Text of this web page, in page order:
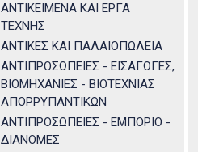
ΑΝΤΙΚΕΙΜΕΝΑ ΚΑΙ ΕΡΓΑ
ΤΕΧΝΗΣ
ΑΝΤΙΚΕΣ ΚΑΙ ΠΑΛΑΙΟΠΩΛΕΙΑ
ΑΝΤΙΠΡΟΣΩΠΕΙΕΣ - ΕΙΣΑΓΩΓΕΣ,
ΒΙΟΜΗΧΑΝΙΕΣ - ΒΙΟΤΕΧΝΙΑΣ
ΑΠΟΡΡΥΠΑΝΤΙΚΩΝ
ΑΝΤΙΠΡΟΣΩΠΕΙΕΣ - ΕΜΠΟΡΙΟ -
ΔΙΑΝΟΜΕΣ